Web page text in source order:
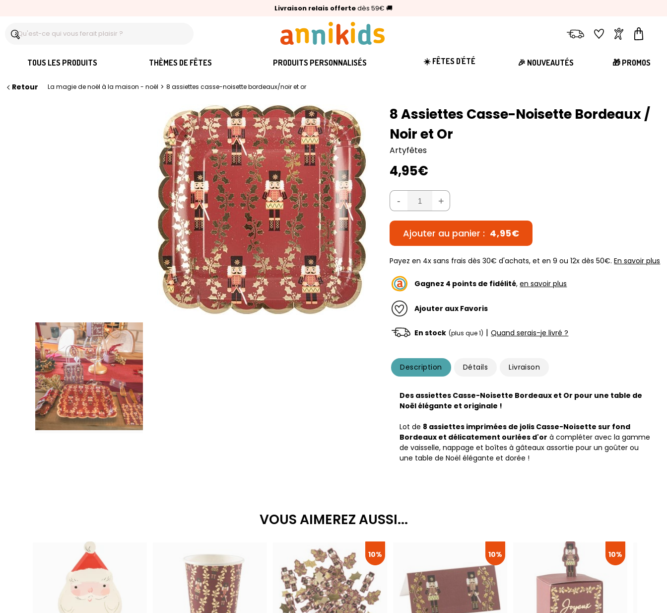
Livraison relais offertedès 59€ 🚚
🥇Palmarès Capital 2025 :Annikids N°1
⭐⭐⭐⭐⭐4,6/5(24 000 avis clients)
LivraisonFavorisComptePanier
TOUS LES PRODUITS THÈMES DE FÊTES PRODUITS PERSONNALISÉS ☀️ FÊTES D'ÉTÉ 🎉 NOUVEAUTÉS 🎁 PROMOS
Retour La magie de noël à la maison - noël > 8 assiettes casse-noisette bordeaux/noir et or
8 Assiettes Casse-Noisette Bordeaux /
Noir et Or
Artyfêtes
4,95€
- +
Ajouter au panier : 4,95€
Payez en 4x sans frais dès 30€ d'achats, et en 9 ou 12x dès 50€.En savoir plus
Gagnez 4 points de fidélité,en savoir plus
Ajouter aux Favoris
En stock (plus que 1) | Quand serais-je livré ?
Description Détails Livraison
Des assiettes Casse-Noisette Bordeaux et Or pour une table de
Noël élégante et originale !
Lot de 8 assiettes imprimées de jolis Casse-Noisette sur fond
Bordeaux et délicatement ourlées d'or à compléter avec la gamme
de vaisselle, nappage et boîtes à gâteaux assortie pour un goûter ou
une table de Noël élégante et dorée !
VOUS AIMEREZ AUSSI...
10% 10% 10%